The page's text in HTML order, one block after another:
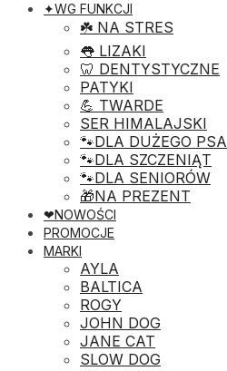
✦WG FUNKCJI
☘️ NA STRES
👅 LIZAKI
🦷 DENTYSTYCZNE
PATYKI
💪 TWARDE
SER HIMALAJSKI
🐾DLA DUŻEGO PSA
🐾DLA SZCZENIĄT
🐾DLA SENIORÓW
🎁NA PREZENT
❤︎NOWOŚCI
PROMOCJE
MARKI
AYLA
BALTICA
ROGY
JOHN DOG
JANE CAT
SLOW DOG